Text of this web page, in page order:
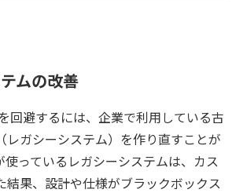
ています。 DXをうまく推進できてい
今、改めて「DXレポート」に立ち返
ってみることで、自社の課題解決の
ムの改善
回避するには、企業で利用している古
レガシーシステム）を作り直すことが
使っているレガシーシステムは、カス
結果、設計や仕様がブラックボックス